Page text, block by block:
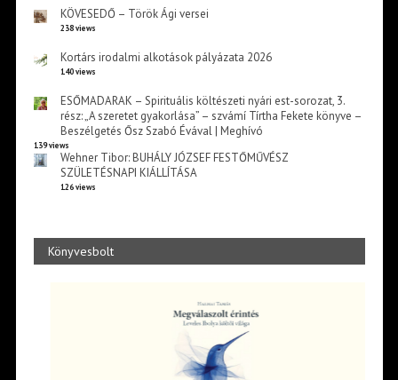
KÖVESEDŐ – Török Ági versei
238 views
Kortárs irodalmi alkotások pályázata 2026
140 views
ESŐMADARAK – Spirituális költészeti nyári est-sorozat, 3.
rész: „A szeretet gyakorlása” – szvámí Tírtha Fekete könyve –
Beszélgetés Ősz Szabó Évával | Meghívó
139 views
Wehner Tibor: BUHÁLY JÓZSEF FESTŐMŰVÉSZ
SZÜLETÉSNAPI KIÁLLÍTÁSA
126 views
Könyvesbolt